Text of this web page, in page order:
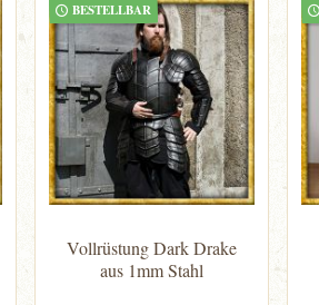
BESTELLBAR
Vollrüstung Dark Drake
aus 1mm Stahl